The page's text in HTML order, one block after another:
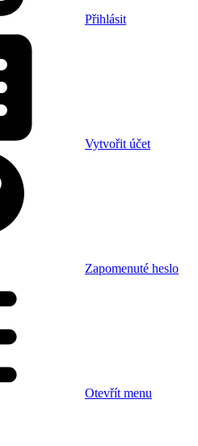
Přihlásit
Vytvořit účet
Zapomenuté heslo
Otevřít menu